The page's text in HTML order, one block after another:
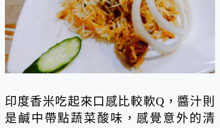
印度香米吃起來口感比較軟Q，醬汁則
是鹹中帶點蔬菜酸味，感覺意外的清